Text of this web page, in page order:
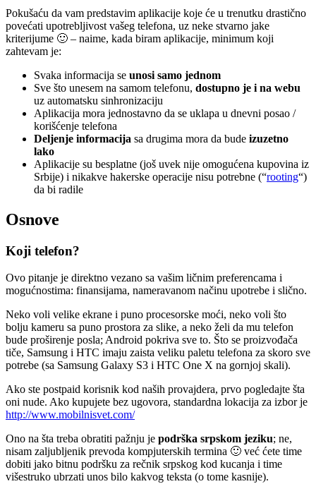
Pokušaću da vam predstavim aplikacije koje će u trenutku drastično
povećati upotrebljivost vašeg telefona, uz neke stvarno jake
kriterijume 🙂 – naime, kada biram aplikacije, minimum koji
zahtevam je:
Svaka informacija se unosi samo jednom
Sve što unesem na samom telefonu, dostupno je i na webu
uz automatsku sinhronizaciju
Aplikacija mora jednostavno da se uklapa u dnevni posao /
korišćenje telefona
Deljenje informacija sa drugima mora da bude izuzetno
lako
Aplikacije su besplatne (još uvek nije omogućena kupovina iz
Srbije) i nikakve hakerske operacije nisu potrebne (“rooting“)
da bi radile
Osnove
Koji telefon?
Ovo pitanje je direktno vezano sa vašim ličnim preferencama i
mogućnostima: finansijama, nameravanom načinu upotrebe i slično.
Neko voli velike ekrane i puno procesorske moći, neko voli što
bolju kameru sa puno prostora za slike, a neko želi da mu telefon
bude proširenje posla; Android pokriva sve to. Što se proizvođača
tiče, Samsung i HTC imaju zaista veliku paletu telefona za skoro sve
potrebe (sa Samsung Galaxy S3 i HTC One X na gornjoj skali).
Ako ste postpaid korisnik kod naših provajdera, prvo pogledajte šta
oni nude. Ako kupujete bez ugovora, standardna lokacija za izbor je
http://www.mobilnisvet.com/
Ono na šta treba obratiti pažnju je podrška srpskom jeziku; ne,
nisam zaljubljenik prevoda kompjuterskih termina 🙂 već ćete time
dobiti jako bitnu podršku za rečnik srpskog kod kucanja i time
višestruko ubrzati unos bilo kakvog teksta (o tome kasnije).